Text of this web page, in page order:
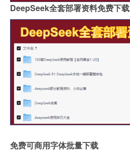
DeepSeek全套部署资料免费下载
免费可商用字体批量下载